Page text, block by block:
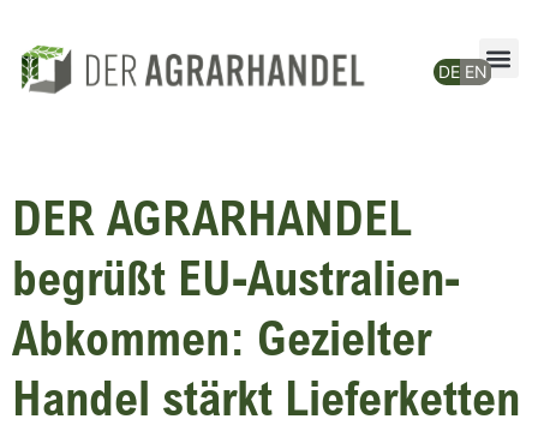
DER AGRARHANDEL
begrüßt EU-Australien-
Abkommen: Gezielter
Handel stärkt Lieferketten